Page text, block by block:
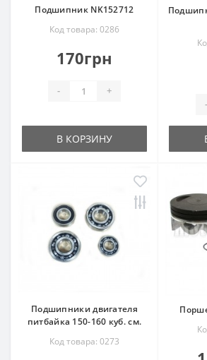
Подшипник NK152712
Код товара: 0286
170грн
- +
В КОРЗИНУ
-
Подшипники двигателя
питбайка 150-160 куб. см.
Код товара: 0273